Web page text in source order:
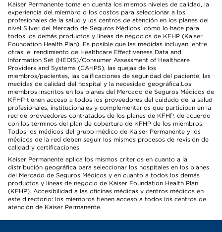
Kaiser Permanente toma en cuenta los mismos niveles de calidad, la
experiencia del miembro o los costos para seleccionar a los
profesionales de la salud y los centros de atención en los planes del
nivel Silver del Mercado de Seguros Médicos, como lo hace para
todos los demás productos y líneas de negocios de KFHP (Kaiser
Foundation Health Plan). Es posible que las medidas incluyan, entre
otras, el rendimiento de Healthcare Effectiveness Data and
Information Set (HEDIS)/Consumer Assessment of Healthcare
Providers and Systems (CAHPS), las quejas de los
miembros/pacientes, las calificaciones de seguridad del paciente, las
medidas de calidad del hospital y la necesidad geográfica.Los
miembros inscritos en los planes del Mercado de Seguros Médicos de
KFHP tienen acceso a todos los proveedores del cuidado de la salud
profesionales, institucionales y complementarios que participan en la
red de proveedores contratados de los planes de KFHP, de acuerdo
con los términos del plan de cobertura de KFHP de los miembros.
Todos los médicos del grupo médico de Kaiser Permanente y los
médicos de la red deben seguir los mismos procesos de revisión de
calidad y certificaciones.
Kaiser Permanente aplica los mismos criterios en cuanto a la
distribución geográfica para seleccionar los hospitales en los planes
del Mercado de Seguros Médicos y en cuanto a todos los demás
productos y líneas de negocio de Kaiser Foundation Health Plan
(KFHP). Accesibilidad a las oficinas médicas y centros médicos en
este directorio: los miembros tienen acceso a todos los centros de
atención de Kaiser Permanente.